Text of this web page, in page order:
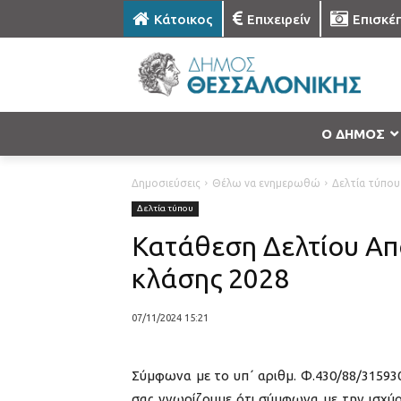
Κάτοικος Επιχειρείν
Ο ΔΗΜΟΣ
Δημοσιεύσεις Θέλω να ενημερωθώ Δελτία τύπου
Δελτία τύπου
Κατάθεση Δελτίου
κλάσης 2028
07/11/2024 15:21
Σύμφωνα με το υπ΄ αριθμ. Φ.430/88/